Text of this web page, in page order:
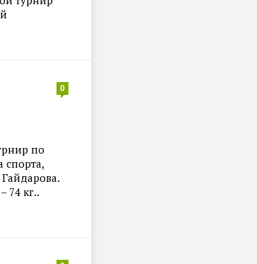
0
по
спорта,
74 кг..